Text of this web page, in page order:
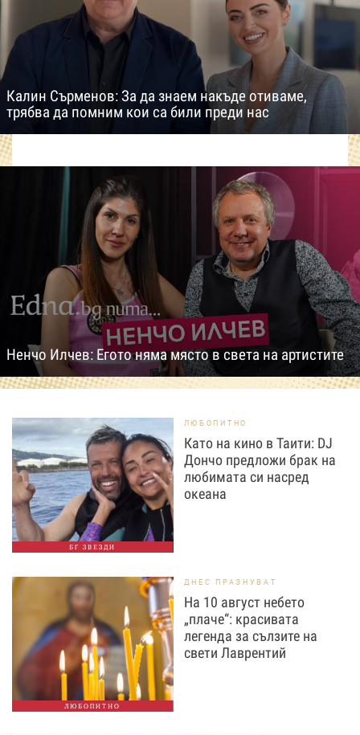
Калин Сърменов: За да знаем накъде отиваме,
трябва да помним кои са били преди нас
Ненчо Илчев: Егото няма място в света на артистите
БГ ЗВЕЗДИ
ЛЮБОПИТНО
Като на кино в Таити: DJ
Дончо предложи брак на
любимата си насред
океана
ЛЮБОПИТНО
ДНЕС ПРАЗНУВАТ
На 10 август небето
„плаче“: красивата
легенда за сълзите на
свети Лаврентий